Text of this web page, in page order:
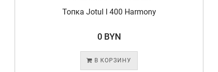
Топка Jotul I 400 Harmony
0 BYN
В КОРЗИНУ